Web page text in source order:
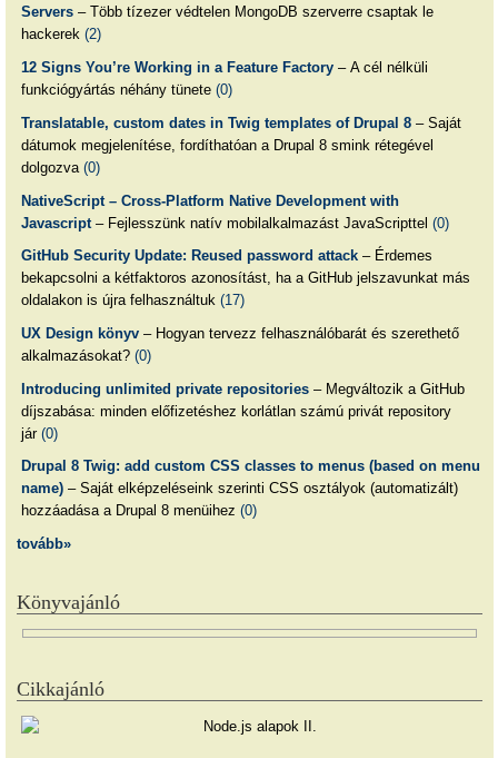
Servers– Több tízezer védtelen MongoDB szerverre csaptak le
hackerek (2)
12 Signs You’re Working in a Feature Factory– A cél nélküli
funkciógyártás néhány tünete (0)
Translatable, custom dates in Twig templates of Drupal 8– Saját
dátumok megjelenítése, fordíthatóan a Drupal 8 smink rétegével
dolgozva (0)
NativeScript – Cross-Platform Native Development with
Javascript– Fejlesszünk natív mobilalkalmazást JavaScripttel (0)
GitHub Security Update: Reused password attack– Érdemes
bekapcsolni a kétfaktoros azonosítást, ha a GitHub jelszavunkat más
oldalakon is újra felhasználtuk (17)
UX Design könyv– Hogyan tervezz felhasználóbarát és szerethető
alkalmazásokat? (0)
Introducing unlimited private repositories– Megváltozik a GitHub
díjszabása: minden előfizetéshez korlátlan számú privát repository
jár (0)
Drupal 8 Twig: add custom CSS classes to menus (based on menu
name)– Saját elképzeléseink szerinti CSS osztályok (automatizált)
hozzáadása a Drupal 8 menüihez (0)
tovább»
Könyvajánló
Cikkajánló